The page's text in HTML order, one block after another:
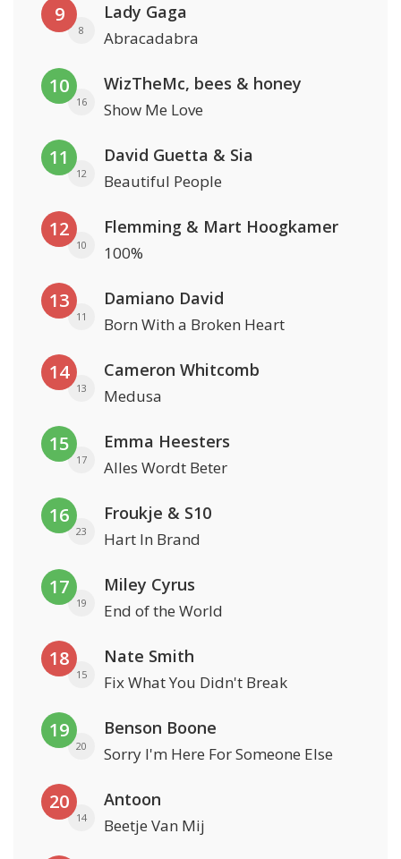
9
8
Lady Gaga
Abracadabra
10
16
WizTheMc, bees & honey
Show Me Love
11
12
David Guetta & Sia
Beautiful People
12
10
Flemming & Mart Hoogkamer
100%
13
11
Damiano David
Born With a Broken Heart
14
13
Cameron Whitcomb
Medusa
15
17
Emma Heesters
Alles Wordt Beter
16
23
Froukje & S10
Hart In Brand
17
19
Miley Cyrus
End of the World
18
15
Nate Smith
Fix What You Didn't Break
19
20
Benson Boone
Sorry I'm Here For Someone Else
20
14
Antoon
Beetje Van Mij